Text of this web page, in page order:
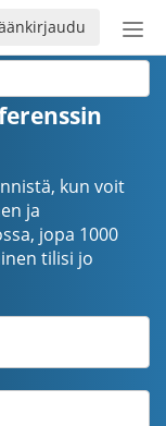
kun voit
ja
jopa 1000
tilisi jo